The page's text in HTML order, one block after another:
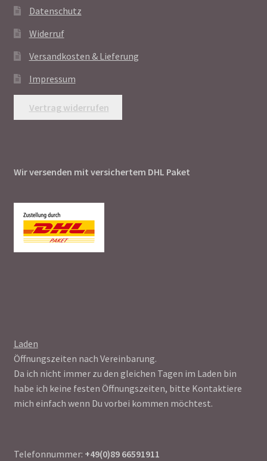
Datenschutz
Widerruf
Versandkosten & Lieferung
Impressum
Vertrag widerrufen
Wir versenden mit versichertem DHL Paket
Laden
Öffnungszeiten nach Vereinbarung.
Da ich nicht immer zu den gleichen Tagen im Laden bin
habe ich keine festen Öffnungszeiten, bitte Kontaktiere
mich einfach wenn Du vorbei kommen möchtest.
Telefonnummer: +49(0)89 66591911